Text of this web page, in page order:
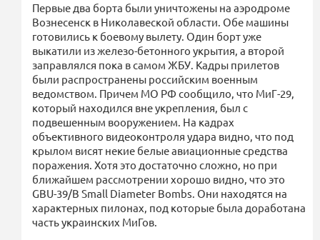
Первые два борта были уничтожены на аэродроме
Вознесенск в Николавеской области. Обе машины
готовились к боевому вылету. Один борт уже
выкатили из железо-бетонного укрытия, а второй
заправлялся пока в самом ЖБУ. Кадры прилетов
были распространены российским военным
ведомством. Причем МО РФ сообщило, что МиГ-29,
который находился вне укрепления, был с
подвешенным вооружением. На кадрах
объективного видеоконтроля удара видно, что под
крылом висят некие белые авиационные средства
поражения. Хотя это достаточно сложно, но при
ближайшем рассмотрении хорошо видно, что это
GBU-39/B Small Diameter Bombs. Они находятся на
характерных пилонах, под которые была доработана
часть украинских МиГов.